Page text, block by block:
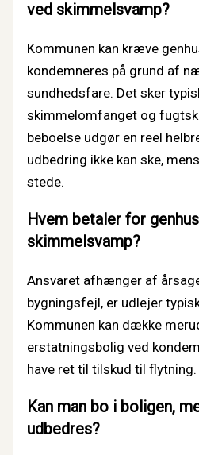
ved skimmelsvamp?
Kommunen kan kræve
kondemneres på grund af
sundhedsfare. Det sker
skimmelomfanget og
beboelse udgør en reel
udbedring ikke kan ske,
stede.
Hvem betaler for
skimmelsvamp?
Ansvaret afhænger af
bygningsfejl, er udlejer
Kommunen kan dække
erstatningsbolig ved
have ret til tilskud til flytning.
Kan man bo i boligen,
udbedres?